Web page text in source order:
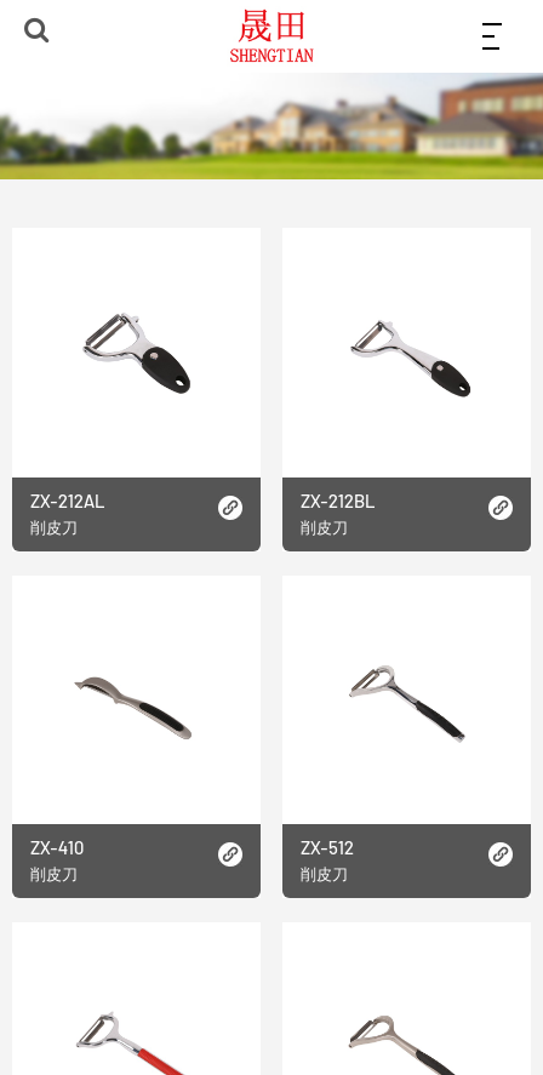
ZX-212AL
削皮刀
ZX-212BL
削皮刀
ZX-410
削皮刀
ZX-512
削皮刀